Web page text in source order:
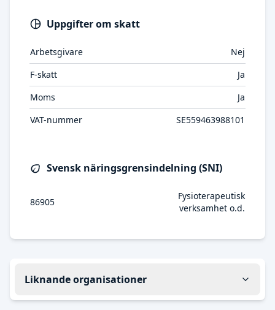
Uppgifter om skatt
Arbetsgivare
Nej
F-skatt
Ja
Moms
Ja
VAT-nummer
SE559463988101
Svensk näringsgrensindelning (SNI)
86905
Fysioterapeutisk
verksamhet o.d.
Liknande organisationer